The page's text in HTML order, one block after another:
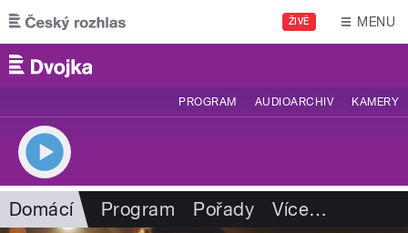
Přejít k hlavnímu obsahu
ŽIVĚ MENU
PROGRAM AUDIOARCHIV KAMERY
Domácí Program Pořady Více…